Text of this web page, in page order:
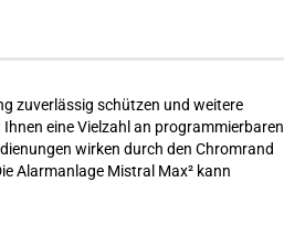
zuverlässig schützen und weitere
eine Vielzahl an programmierbaren
wirken durch den Chromrand
Alarmanlage Mistral Max² kann